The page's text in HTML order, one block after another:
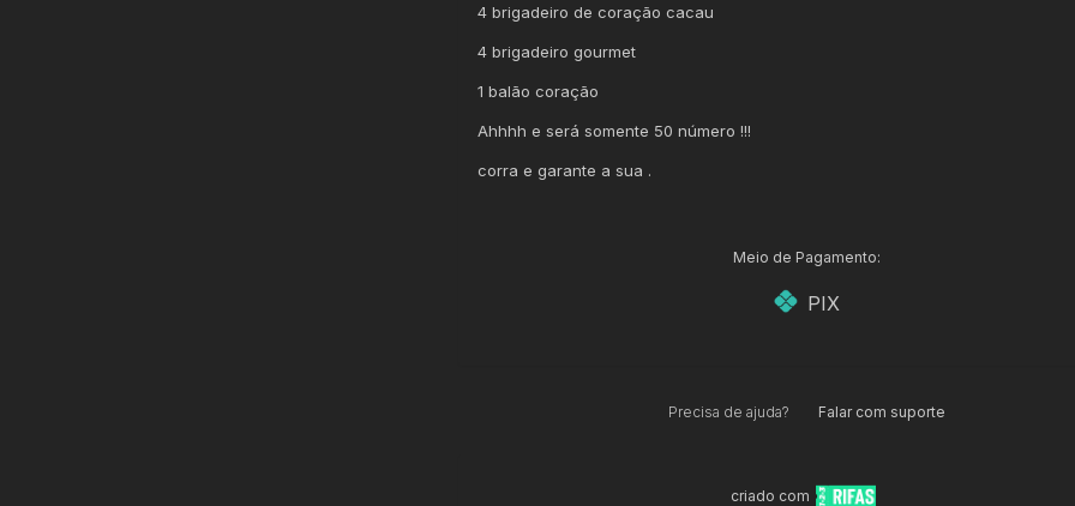
4 brigadeiro de coração cacau
4 brigadeiro gourmet
1 balão coração
Ahhhh e será somente 50 número !!!
corra e garante a sua .
Meio de Pagamento:
PIX
Precisa de ajuda? Falar com suporte
criado com